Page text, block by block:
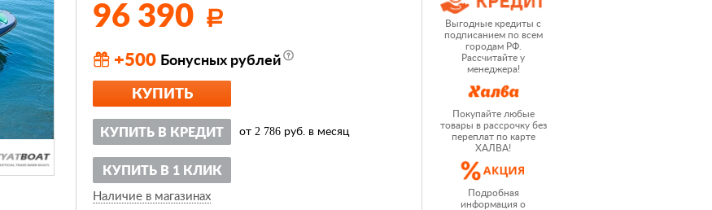
96 390 Р
+500 Бонусных рублей
КУПИТЬ
КУПИТЬ В КРЕДИТ от 2 786 руб. в месяц
КУПИТЬ В 1 КЛИК
Наличие в магазинах
Выгодные кредиты с
подписанием по всем
городам РФ.
Рассчитайте у
менеджера!
Покупайте любые
товары в рассрочку без
переплат по карте
ХАЛВА!
Подробная
информация о